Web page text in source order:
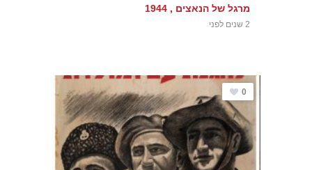
מרגל של הנאצים , 1944
2 שנים לפני
0